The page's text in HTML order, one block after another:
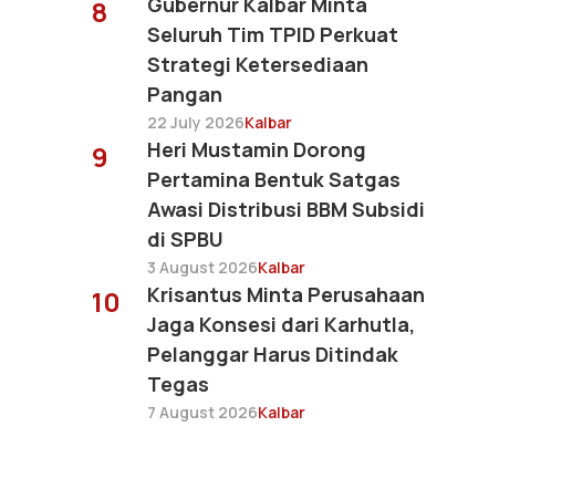
8
Seluruh Tim TPID Perkuat
Strategi Ketersediaan
Pangan
22 July 2026Kalbar
9
Heri Mustamin Dorong
Pertamina Bentuk Satgas
Awasi Distribusi BBM Subsidi
di SPBU
3 August 2026Kalbar
10
Krisantus Minta Perusahaan
Jaga Konsesi dari Karhutla,
Pelanggar Harus Ditindak
Tegas
7 August 2026Kalbar